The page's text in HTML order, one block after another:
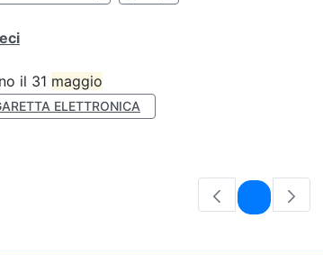
il 31 maggio
ELETTRONICA
Pagina